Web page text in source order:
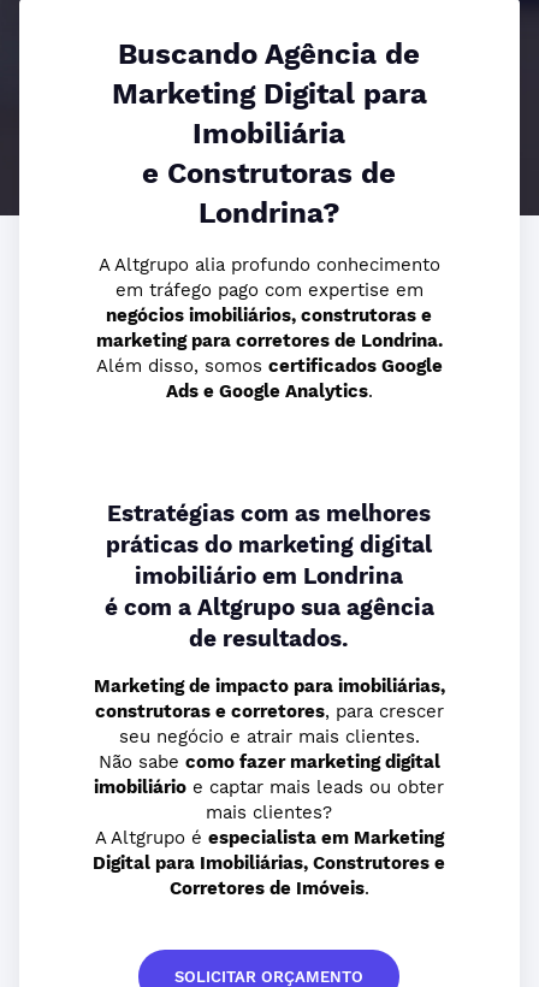
Buscando Agência de
Marketing Digital para
Imobiliária
e Construtoras de
Londrina?
A Altgrupo alia profundo conhecimento
em tráfego pago com expertise em
negócios imobiliários, construtoras e
marketing para corretores de Londrina.
Além disso, somos certificados Google
Ads e Google Analytics.
Estratégias com as melhores
práticas do marketing digital
imobiliário em Londrina
é com a Altgrupo sua agência
de resultados.
Marketing de impacto para imobiliárias,
construtoras e corretores, para crescer
seu negócio e atrair mais clientes.
Não sabe como fazer marketing digital
imobiliário e captar mais leads ou obter
mais clientes?
A Altgrupo é especialista em Marketing
Digital para Imobiliárias, Construtores e
Corretores de Imóveis.
SOLICITAR ORÇAMENTO